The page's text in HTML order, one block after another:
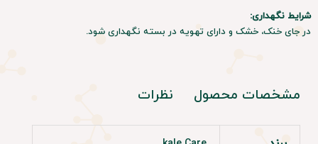
شرایط نگهداری:
در جای خنک، خشک و دارای تهویه در بسته نگهداری شود.
مشخصات محصول نظرات